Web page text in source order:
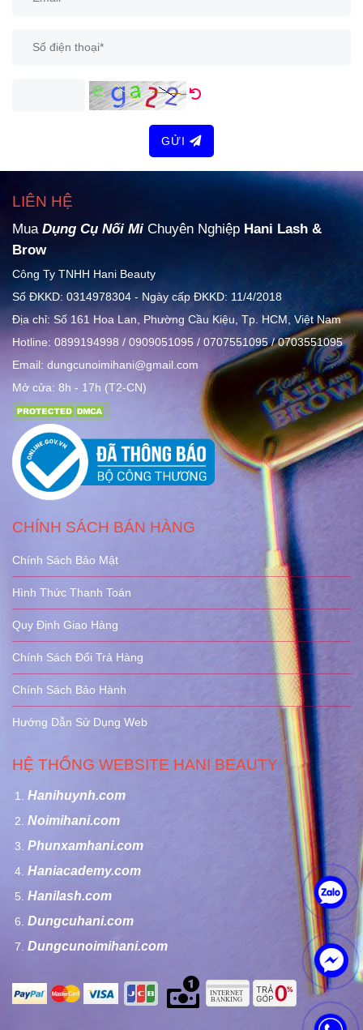
GỬI
LIÊN HỆ
Mua Dụng Cụ Nối Mi Chuyên Nghiệp Hani Lash &
Brow
Công Ty TNHH Hani Beauty
Số ĐKKD: 0314978304 - Ngày cấp ĐKKD: 11/4/2018
Địa chỉ: Số 161 Hoa Lan, Phường Cầu Kiệu, Tp. HCM, Việt Nam
Hotline: 0899194998 / 0909051095 / 0707551095 / 0703551095
Email: dungcunoimihani@gmail.com
Mở cửa: 8h - 17h (T2-CN)
CHÍNH SÁCH BÁN HÀNG
Chính Sách Bảo Mật
Hình Thức Thanh Toán
Quy Định Giao Hàng
Chính Sách Đổi Trả Hàng
Chính Sách Bảo Hành
Hướng Dẫn Sử Dụng Web
HỆ THỐNG WEBSITE HANI BEAUTY
Hanihuynh.com
Noimihani.com
Phunxamhani.com
Haniacademy.com
Hanilash.com
Dungcuhani.com
Dungcunoimihani.com